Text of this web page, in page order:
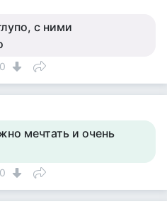
с ними
0
мечтать и очень
0